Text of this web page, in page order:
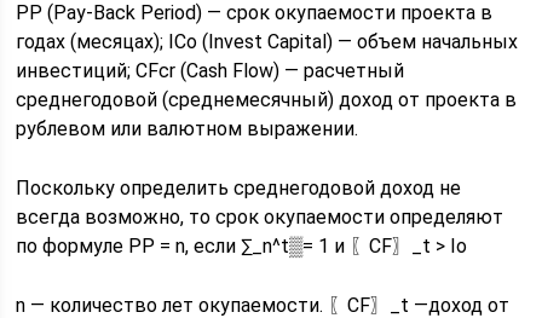
PP (Pay-Back Period) — срок окупаемости проекта в
годах (месяцах); IСo (Invest Capital) — объем начальных
инвестиций; CFcr (Cash Flow) — расчетный
среднегодовой (среднемесячный) доход от проекта в
рублевом или валютном выражении.
Поскольку определить среднегодовой доход не
всегда возможно, то срок окупаемости определяют
по формуле PP = n, если ∑_n^t▒= 1 и 〖CF〗_t > Io
n — количество лет окупаемости. 〖CF〗_t —доход от